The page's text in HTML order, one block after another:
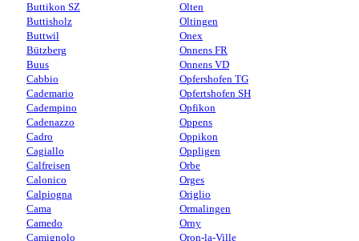
Buttikon SZ
Buttisholz
Buttwil
Bützberg
Buus
Cabbio
Cademario
Cadempino
Cadenazzo
Cadro
Cagiallo
Calfreisen
Calonico
Calpiogna
Cama
Camedo
Camignolo
Olten
Oltingen
Onex
Onnens FR
Onnens VD
Opfershofen TG
Opfertshofen SH
Opfikon
Oppens
Oppikon
Oppligen
Orbe
Orges
Origlio
Ormalingen
Orny
Oron-la-Ville